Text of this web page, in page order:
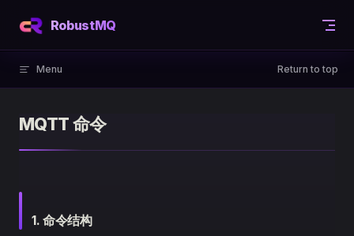
Skip to content
RobustMQ
Menu Return to top
MQTT 命令
1. 命令结构